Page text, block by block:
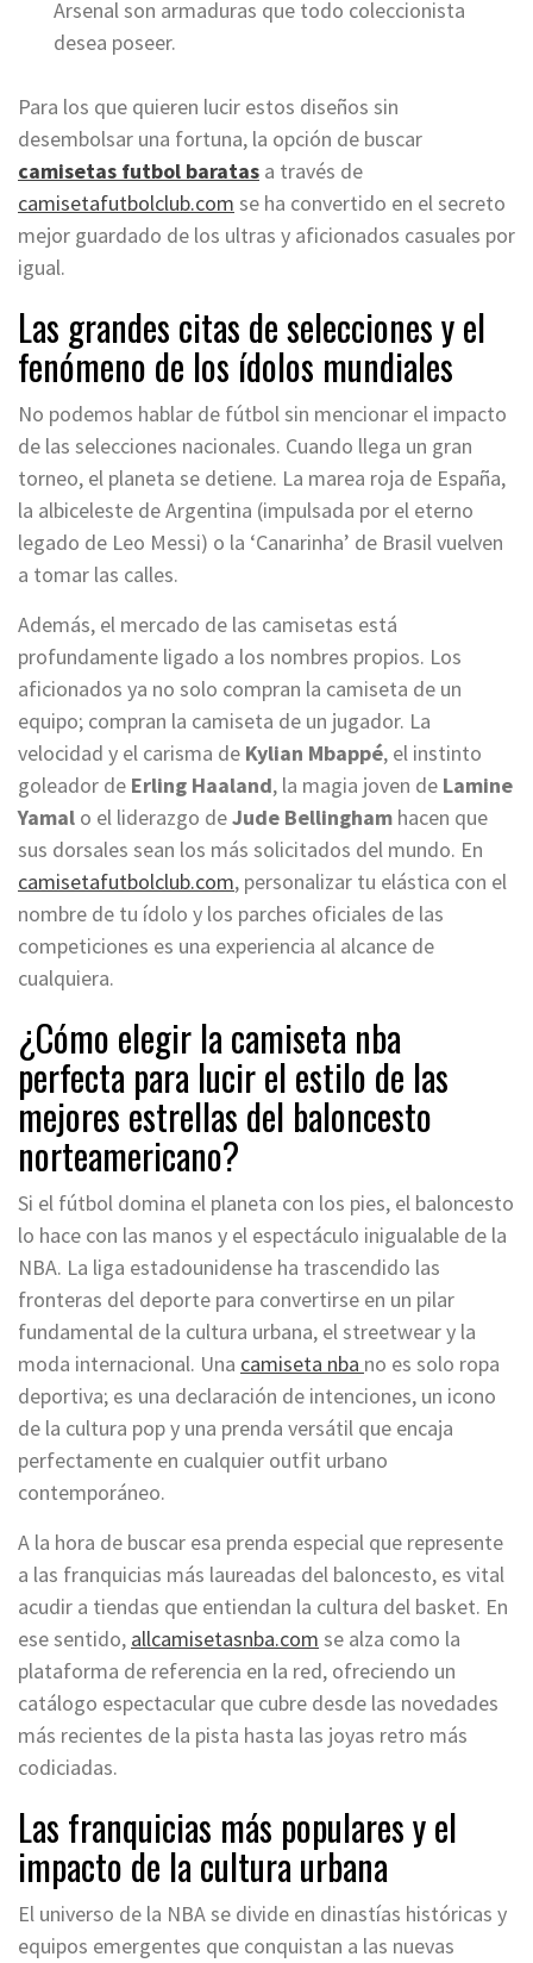
Arsenal son armaduras que todo coleccionista
desea poseer.
Para los que quieren lucir estos diseños sin
desembolsar una fortuna, la opción de buscar
camisetas futbol baratas a través de
camisetafutbolclub.com se ha convertido en el secreto
mejor guardado de los ultras y aficionados casuales por
igual.
Las grandes citas de selecciones y el
fenómeno de los ídolos mundiales
No podemos hablar de fútbol sin mencionar el impacto
de las selecciones nacionales. Cuando llega un gran
torneo, el planeta se detiene. La marea roja de España,
la albiceleste de Argentina (impulsada por el eterno
legado de Leo Messi) o la ‘Canarinha’ de Brasil vuelven
a tomar las calles.
Además, el mercado de las camisetas está
profundamente ligado a los nombres propios. Los
aficionados ya no solo compran la camiseta de un
equipo; compran la camiseta de un jugador. La
velocidad y el carisma de Kylian Mbappé, el instinto
goleador de Erling Haaland, la magia joven de Lamine
Yamal o el liderazgo deJude Bellingham hacen que
sus dorsales sean los más solicitados del mundo. En
camisetafutbolclub.com, personalizar tu elástica con el
nombre de tu ídolo y los parches oficiales de las
competiciones es una experiencia al alcance de
cualquiera.
¿Cómo elegir la camiseta nba
perfecta para lucir el estilo de las
mejores estrellas del baloncesto
norteamericano?
Si el fútbol domina el planeta con los pies, el baloncesto
lo hace con las manos y el espectáculo inigualable de la
NBA. La liga estadounidense ha trascendido las
fronteras del deporte para convertirse en un pilar
fundamental de la cultura urbana, el streetwear y la
moda internacional. Una camiseta nba no es solo ropa
deportiva; es una declaración de intenciones, un icono
de la cultura pop y una prenda versátil que encaja
perfectamente en cualquier outfit urbano
contemporáneo.
A la hora de buscar esa prenda especial que represente
a las franquicias más laureadas del baloncesto, es vital
acudir a tiendas que entiendan la cultura del basket. En
ese sentido, allcamisetasnba.com se alza como la
plataforma de referencia en la red, ofreciendo un
catálogo espectacular que cubre desde las novedades
más recientes de la pista hasta las joyas retro más
codiciadas.
Las franquicias más populares y el
impacto de la cultura urbana
El universo de la NBA se divide en dinastías históricas y
equipos emergentes que conquistan a las nuevas